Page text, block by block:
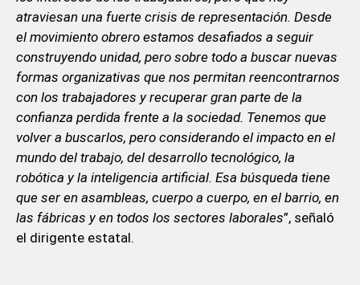
atraviesan una fuerte crisis de representación. Desde
el movimiento obrero estamos desafiados a seguir
construyendo unidad, pero sobre todo a buscar nuevas
formas organizativas que nos permitan reencontrarnos
con los trabajadores y recuperar gran parte de la
confianza perdida frente a la sociedad. Tenemos que
volver a buscarlos, pero considerando el impacto en el
mundo del trabajo, del desarrollo tecnológico, la
robótica y la inteligencia artificial. Esa búsqueda tiene
que ser en asambleas, cuerpo a cuerpo, en el barrio, en
las fábricas y en todos los sectores laborales”, señaló
el dirigente estatal.